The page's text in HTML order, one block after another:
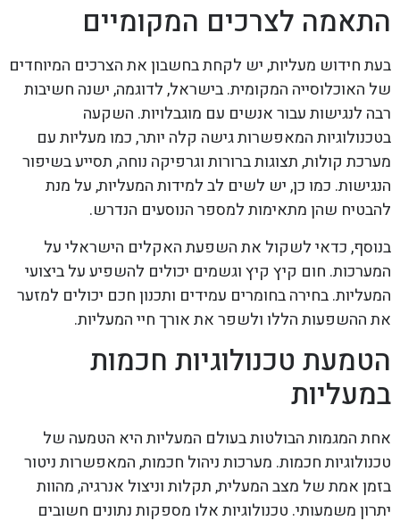
התאמה לצרכים המקומיים
בעת חידוש מעליות, יש לקחת בחשבון את הצרכים המיוחדים
של האוכלוסייה המקומית. בישראל, לדוגמה, ישנה חשיבות
רבה לנגישות עבור אנשים עם מוגבלויות. השקעה
בטכנולוגיות המאפשרות גישה קלה יותר, כמו מעליות עם
מערכת קולות, תצוגות ברורות וגרפיקה נוחה, תסייע בשיפור
הנגישות. כמו כן, יש לשים לב למידות המעליות, על מנת
להבטיח שהן מתאימות למספר הנוסעים הנדרש.
בנוסף, כדאי לשקול את השפעת האקלים הישראלי על
המערכות. חום קיץ קיץ וגשמים יכולים להשפיע על ביצועי
המעליות. בחירה בחומרים עמידים ותכנון חכם יכולים למזער
את ההשפעות הללו ולשפר את אורך חיי המעליות.
הטמעת טכנולוגיות חכמות
במעליות
אחת המגמות הבולטות בעולם המעליות היא הטמעה של
טכנולוגיות חכמות. מערכות ניהול חכמות, המאפשרות ניטור
בזמן אמת של מצב המעלית, תקלות וניצול אנרגיה, מהוות
יתרון משמעותי. טכנולוגיות אלו מספקות נתונים חשובים